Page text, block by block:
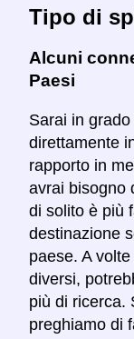
Tipo di
Alcuni
Paesi
Sarai in
direttamente
rapporto in
avrai bisogno
di solito è più
destinazione
paese. A
diversi,
più di ricerca.
preghiamo di